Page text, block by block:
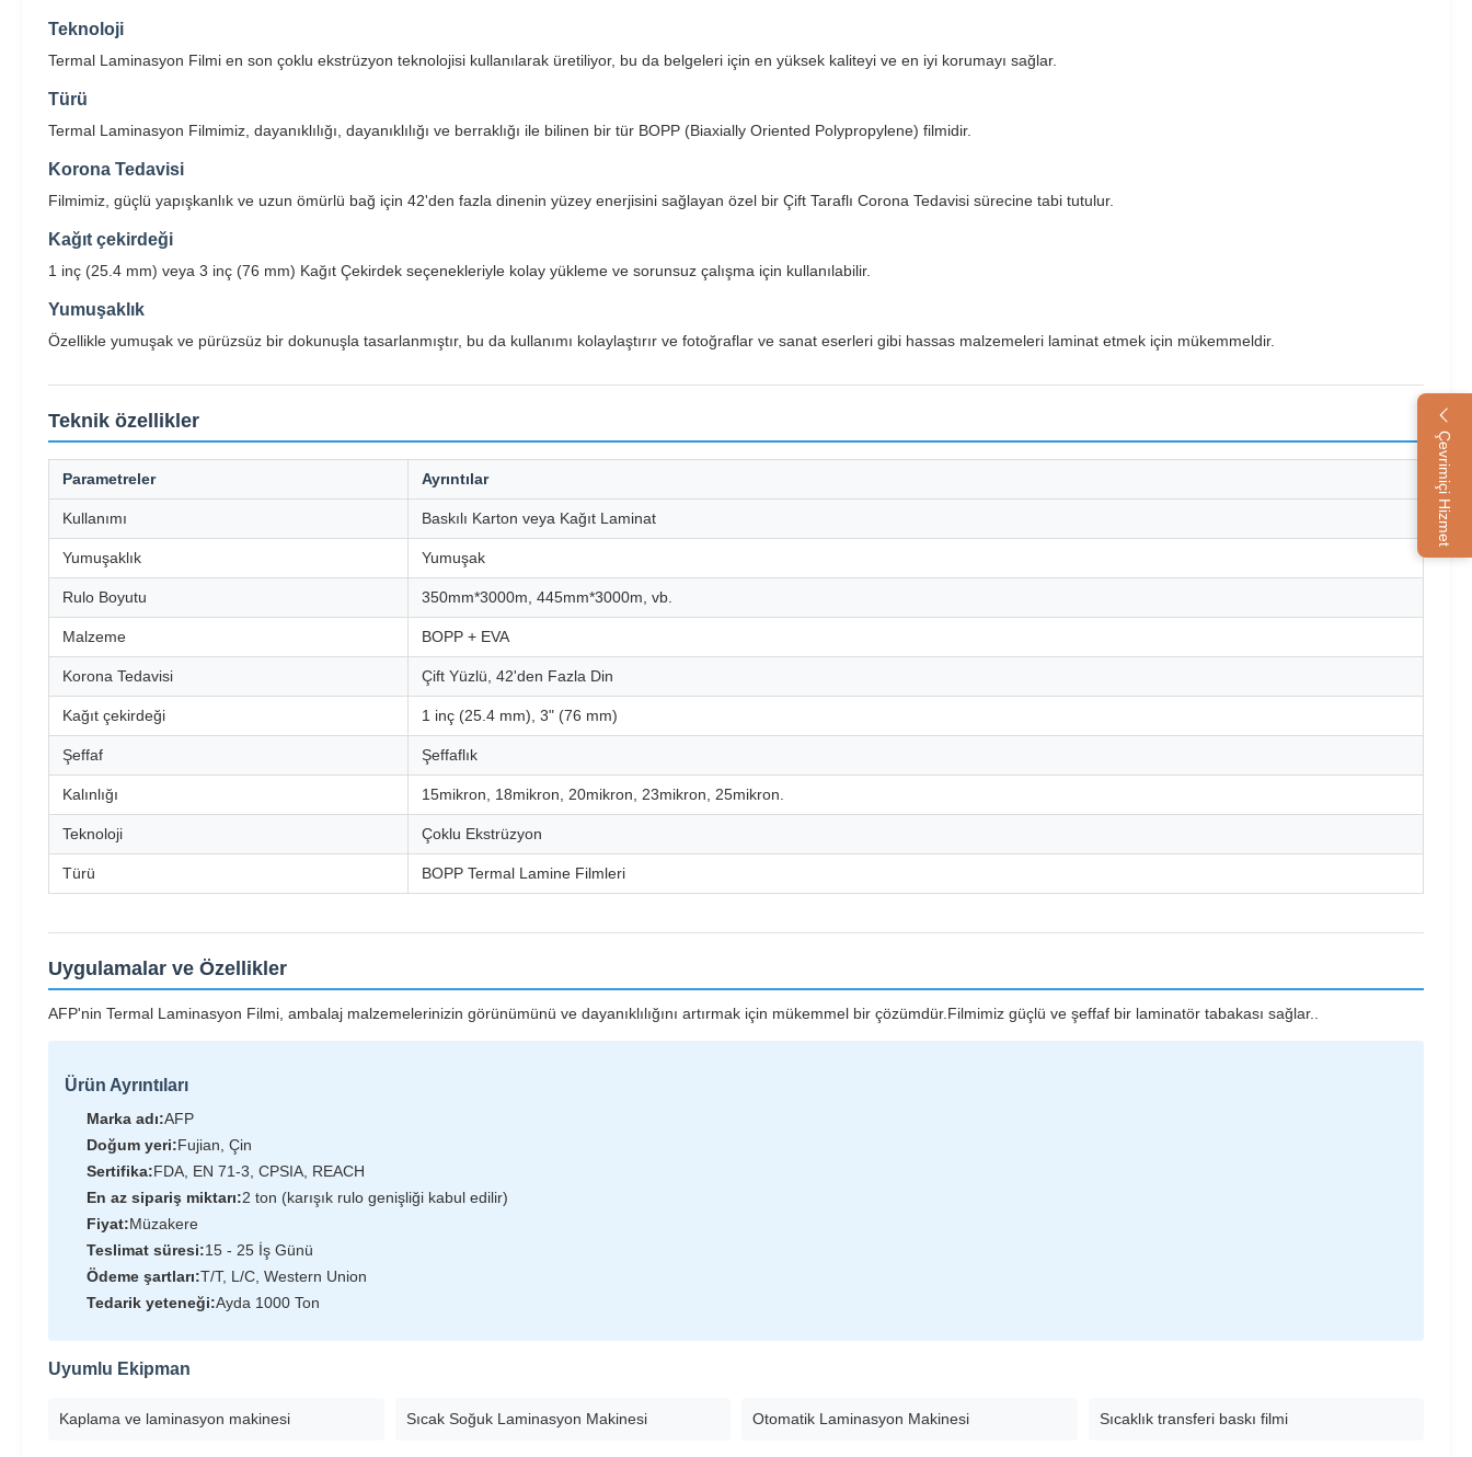
Çevrimiçi Hizmet
Teknoloji
Termal Laminasyon Filmi en son çoklu ekstrüzyon teknolojisi kullanılarak üretiliyor, bu da belgeleri için en yüksek kaliteyi ve en iyi korumayı sağlar.
Türü
Termal Laminasyon Filmimiz, dayanıklılığı, dayanıklılığı ve berraklığı ile bilinen bir tür BOPP (Biaxially Oriented Polypropylene) filmidir.
Korona Tedavisi
Filmimiz, güçlü yapışkanlık ve uzun ömürlü bağ için 42'den fazla dinenin yüzey enerjisini sağlayan özel bir Çift Taraflı Corona Tedavisi sürecine tabi tutulur.
Kağıt çekirdeği
1 inç (25.4 mm) veya 3 inç (76 mm) Kağıt Çekirdek seçenekleriyle kolay yükleme ve sorunsuz çalışma için kullanılabilir.
Yumuşaklık
Özellikle yumuşak ve pürüzsüz bir dokunuşla tasarlanmıştır, bu da kullanımı kolaylaştırır ve fotoğraflar ve sanat eserleri gibi hassas malzemeleri laminat etmek için mükemmeldir.
Teknik özellikler
Parametreler Ayrıntılar
Kullanımı Baskılı Karton veya Kağıt Laminat
Yumuşaklık Yumuşak
Rulo Boyutu 350mm*3000m, 445mm*3000m, vb.
Malzeme BOPP + EVA
Korona Tedavisi Çift Yüzlü, 42'den Fazla Din
Kağıt çekirdeği 1 inç (25.4 mm), 3" (76 mm)
Şeffaf Şeffaflık
Kalınlığı 15mikron, 18mikron, 20mikron, 23mikron, 25mikron.
Teknoloji Çoklu Ekstrüzyon
Türü BOPP Termal Lamine Filmleri
Uygulamalar ve Özellikler
AFP'nin Termal Laminasyon Filmi, ambalaj malzemelerinizin görünümünü ve dayanıklılığını artırmak için mükemmel bir çözümdür.Filmimiz güçlü ve şeffaf bir laminatör tabakası sağlar..
Ürün Ayrıntıları
Marka adı:AFP
Doğum yeri:Fujian, Çin
Sertifika:FDA, EN 71-3, CPSIA, REACH
En az sipariş miktarı:2 ton (karışık rulo genişliği kabul edilir)
Fiyat:Müzakere
Teslimat süresi:15 - 25 İş Günü
Ödeme şartları:T/T, L/C, Western Union
Tedarik yeteneği:Ayda 1000 Ton
Uyumlu Ekipman
Kaplama ve laminasyon makinesi Sıcak Soğuk Laminasyon Makinesi Otomatik Laminasyon Makinesi Sıcaklık transferi baskı filmi